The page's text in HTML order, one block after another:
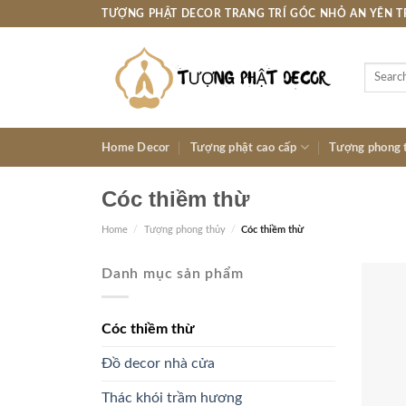
TƯỢNG PHẬT DECOR TRANG TRÍ GÓC NHỎ AN YÊN
Search
Home Decor Tượng phật cao cấp Tượng phong
Cóc thiềm thừ
Home / Tượng phong thủy / Cóc thiềm thừ
Danh mục sản phẩm
Cóc thiềm thừ
Đồ decor nhà cửa
Thác khói trầm hương